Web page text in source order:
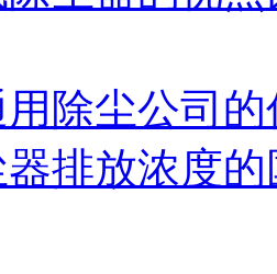
除尘公司
排放浓度